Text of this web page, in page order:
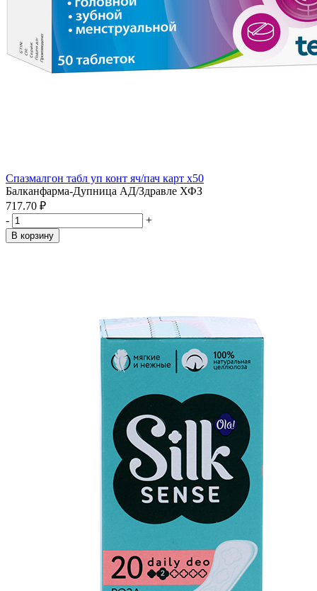
Спазмалгон табл уп конт яч/пач карт x50
Балканфарма-Дупница АД/Здравле ХФЗ
717.70 ₽
-
+
В корзину